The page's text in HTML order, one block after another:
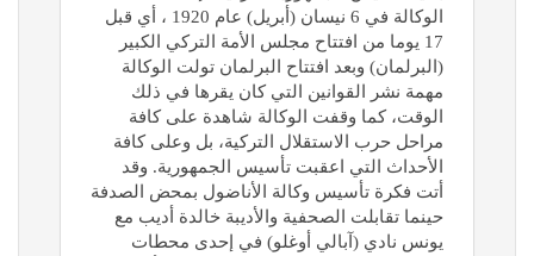
الوكالة في 6 نيسان (أبريل) عام 1920 ، أي قبل
17 يوما من افتتاح مجلس الأمة التركي الكبير
(البرلمان) وبعد افتتاح البرلمان تولت الوكالة
مهمة نشر القوانين التي كان يقرها في ذلك
الوقت، كما وقفت الوكالة شاهدة على كافة
مراحل حرب الاستقلال التركية، بل وعلى كافة
الأحداث التي اعقبت تأسيس الجمهورية. وقد
أتت فكرة تأسيس وكالة الأناضول بمحض الصدفة
حينما تقابلت الصحفية والأديبة خالدة أديب مع
يونس نادي (آبالي أوغلو) في إحدى محطات